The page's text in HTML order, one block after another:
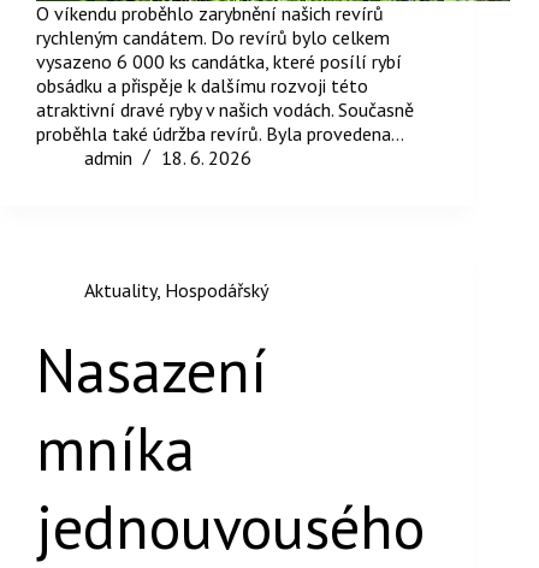
O víkendu proběhlo zarybnění našich revírů
rychleným candátem. Do revírů bylo celkem
vysazeno 6 000 ks candátka, které posílí rybí
obsádku a přispěje k dalšímu rozvoji této
atraktivní dravé ryby v našich vodách. Současně
proběhla také údržba revírů. Byla provedena…
admin
18. 6. 2026
Aktuality, Hospodářský
Nasazení
mníka
jednouvousého